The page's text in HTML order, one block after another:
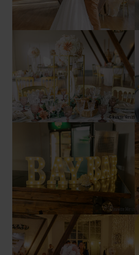
Show larger version
Show larger version
Show larger version